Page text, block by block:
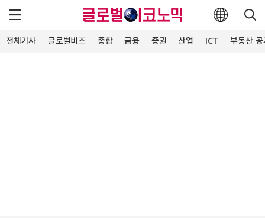
전체기사 글로벌비즈 종합 금융 증권 산업 ICT 부동산·